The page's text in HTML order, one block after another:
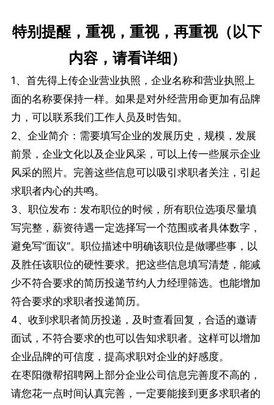
特别提醒，重视，重视，再重视（以下
内容，请看详细）
1、首先得上传企业营业执照，企业名称和营业执照上
面的名称要保持一样。如果是对外经营用命更加有品牌
力，可以联系我们工作人员及时告知。
2、企业简介：需要填写企业的发展历史，规模，发展
前景，企业文化以及企业风采，可以上传一些展示企业
风采的照片。完善这些信息可以吸引求职者关注，引起
求职者内心的共鸣。
3、职位发布：发布职位的时候，所有职位选项尽量填
写完整，薪资待遇一定选择写一个范围或者具体数字，
避免写“面议”。职位描述中明确该职位是做哪些事，以
及胜任该职位的硬性要求。把这些信息填写清楚，能减
少不符合要求的简历投递节约人力经理筛选。也能增加
符合要求的求职者投递简历。
4、收到求职者简历投递，及时查看回复，合适的邀请
面试，不符合要求的也可以告知求职者。这样可以增加
企业品牌的可信度，提高求职对企业的好感度。
在枣阳微帮招聘网上部分企业公司信息完善度不高的，
请您花一点时间认真完善，一定要能接到更多求职者的